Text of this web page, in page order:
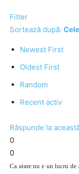
Filter
Sortează după:
Newest First
Oldest First
Random
Recent activ
Răspunde la
0
0
Ca atare nu e un lucru